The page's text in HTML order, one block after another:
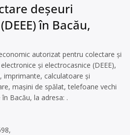
deșeuri
în Bacău,
autorizat pentru colectare și
și electrocasnice (DEEE),
imprimante, calculatoare și
mașini de spălat, telefoane vechi
Bacău, la adresa: .